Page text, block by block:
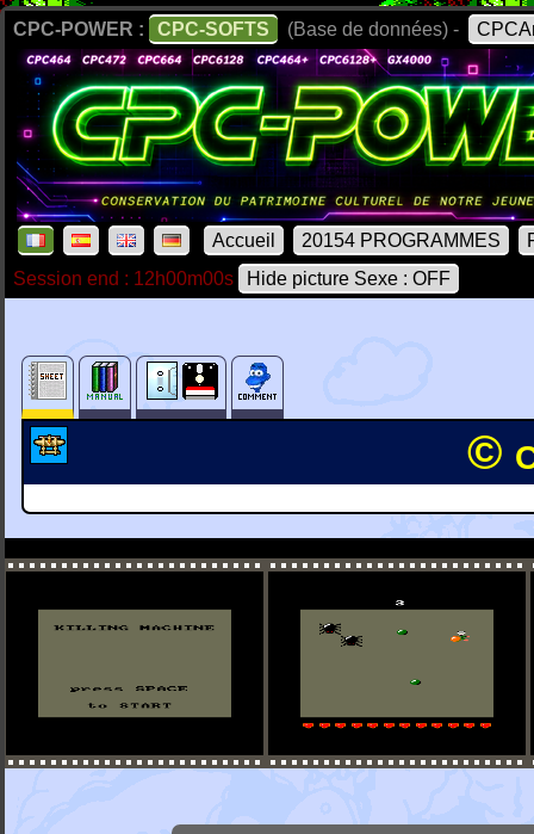
CPC-POWER : CPC-SOFTS (Base de données) -
Accueil 20154 PROGRAMMES
Session end : 12h00m00s
Hide picture Sexe : OFF
©